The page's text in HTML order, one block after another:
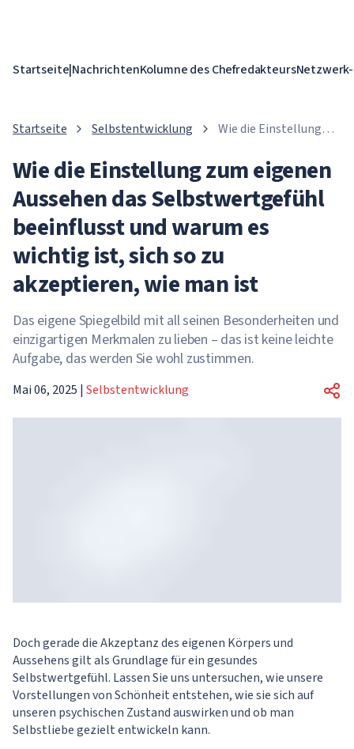
Startseite|NachrichtenKolumne des Chefredakteurs
Startseite Selbstentwicklung
Wie die Einstellung
das Selbstwertgefühl
beeinflusst und warum
es wichtig ist, sich so
zu akzeptieren, wie
man ist
Wie die Einstellung zum eigenen
Aussehen das Selbstwertgefühl
beeinflusst und warum es
wichtig ist, sich so zu
akzeptieren, wie man ist
Das eigene Spiegelbild mit all seinen Besonderheiten und
einzigartigen Merkmalen zu lieben – das ist keine leichte
Aufgabe, das werden Sie wohl zustimmen.
Mai 06, 2025 | Selbstentwicklung
Doch gerade die Akzeptanz des eigenen Körpers und
Aussehens gilt als Grundlage für ein gesundes
Selbstwertgefühl. Lassen Sie uns untersuchen, wie unsere
Vorstellungen von Schönheit entstehen, wie sie sich auf
unseren psychischen Zustand auswirken und ob man
Selbstliebe gezielt entwickeln kann.